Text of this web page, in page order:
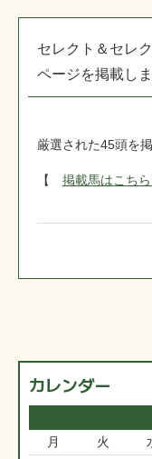
セレクト＆セレ
ページを掲載しま
厳選された45頭を掲
【 掲載馬はこちら
カレンダー
月
火